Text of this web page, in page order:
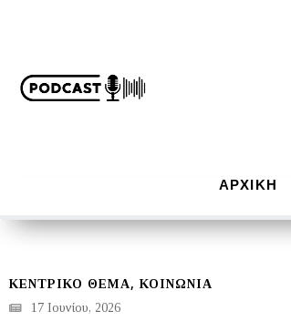
ΑΡΧΙΚΉ
ΚΕΝΤΡΙΚΟ ΘΕΜΑ,ΚΟΙΝΩΝΙΑ
17 Ιουνίου, 2026